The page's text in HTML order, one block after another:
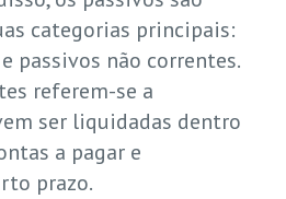
categorias principais:
passivos não correntes.
referem-se a
ser liquidadas dentro
a pagar e
prazo.